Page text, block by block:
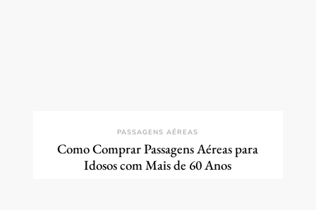
PASSAGENS AÉREAS
Como Comprar Passagens Aéreas para
Idosos com Mais de 60 Anos